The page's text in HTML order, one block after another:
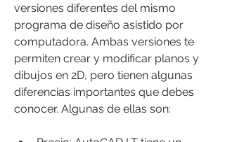
versiones diferentes del mismo
programa de diseño asistido por
computadora. Ambas versiones te
permiten crear y modificar planos y
dibujos en 2D, pero tienen algunas
diferencias importantes que debes
conocer. Algunas de ellas son: